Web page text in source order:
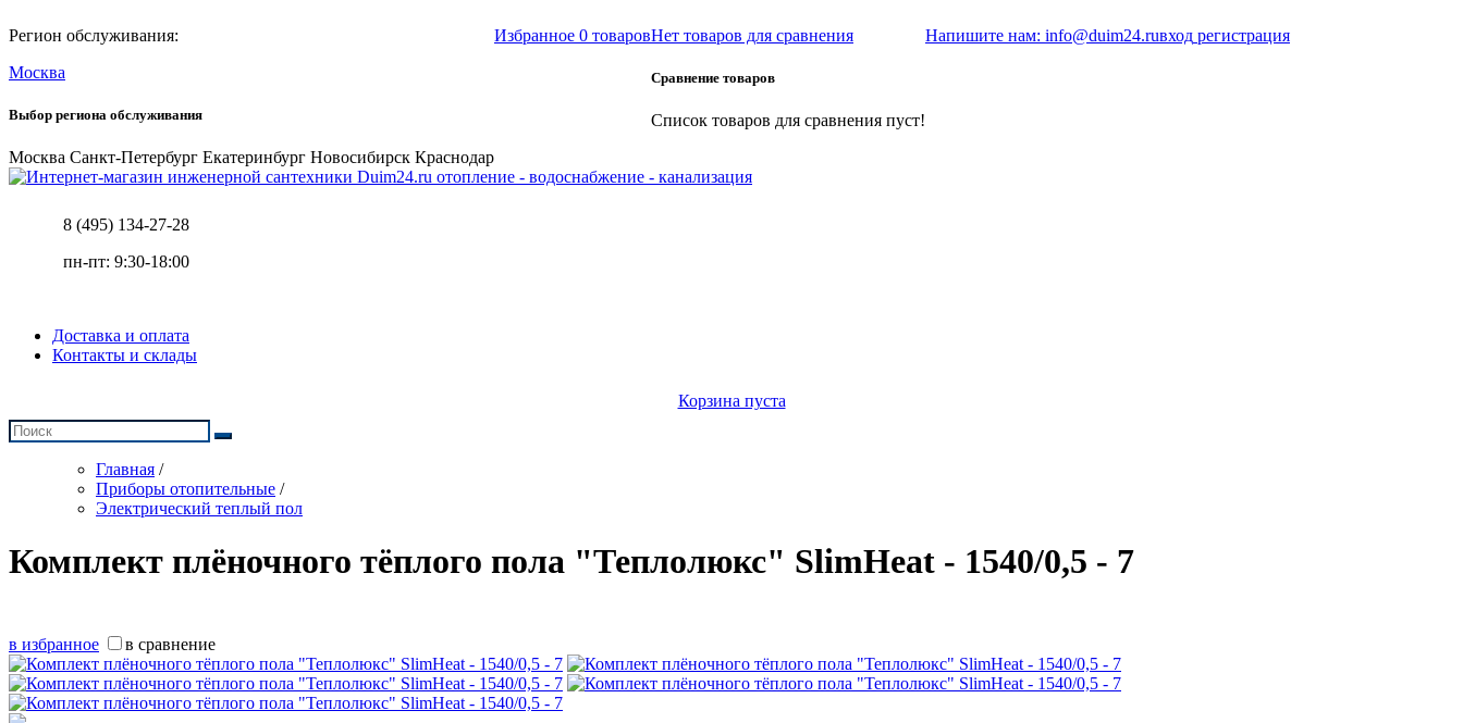
Регион обслуживания:
Москва
Выбор региона обслуживания
Москва Санкт-Петербург Екатеринбург Новосибирск Краснодар
Избранное 0 товаровНет товаров для сравнения
Сравнение товаров
Список товаров для сравнения пуст!
Напишите нам: info@duim24.ruвход регистрация
отопление - водоснабжение - канализация
8 (495) 134-27-28
пн-пт: 9:30-18:00
Доставка и оплата
Контакты и склады
Корзина пуста
Главная /
Приборы отопительные /
Электрический теплый пол
Комплект плёночного тёплого пола "Теплолюкс" SlimHeat - 1540/0,5 - 7
в избранное в сравнение